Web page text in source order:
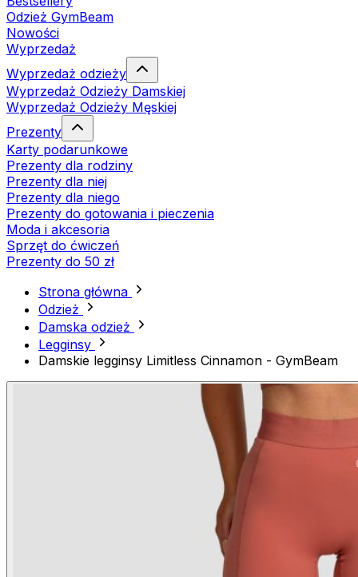
Odzież GymBeam
Nowości
Wyprzedaż
Wyprzedaż odzieży
Wyprzedaż Odzieży Damskiej
Wyprzedaż Odzieży Męskiej
Prezenty
Karty podarunkowe
Prezenty dla rodziny
Prezenty dla niej
Prezenty dla niego
Prezenty do gotowania i pieczenia
Moda i akcesoria
Sprzęt do ćwiczeń
Prezenty do 50 zł
Strona główna
Odzież
Damska odzież
Legginsy
Damskie legginsy Limitless Cinnamon - GymBeam